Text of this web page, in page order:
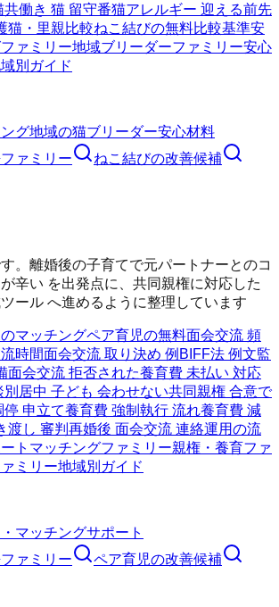
共働き 猫 留守番猫アレルギー 迎える前先
猫・里親比較ねこ結びの無料比較基準安
ァミリー地域ブリーダーファミリー安心
別ガイド
グ地域の猫ブリーダー安心材料
ァミリー ねこ結びの改善候補
。離婚後の子育てで元パートナーとのコ
辛い を出発点に、共同親権に対応した
ール へ進めるように整理しています
マッチングペア育児の無料面会交流 頻
時間面会交流 取り決め 例 BIFF法 例文監
面会交流 拒否された養育費 未払い 対応
別居中 子ども 会わせない共同親権 合意で
申立て養育費 強制執行 流れ養育費 減
渡し 審判 再婚後 面会交流 連絡運用の流
ト マッチングファミリー親権・養育ファ
ミリー地域別ガイド
マッチングサポート
ァミリー ペア育児の改善候補